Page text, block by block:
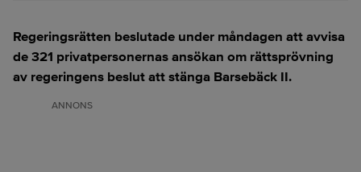
Regeringsrätten beslutade under måndagen att avvisa
de 321 privatpersonernas ansökan om rättsprövning
av regeringens beslut att stänga Barsebäck II.
ANNONS